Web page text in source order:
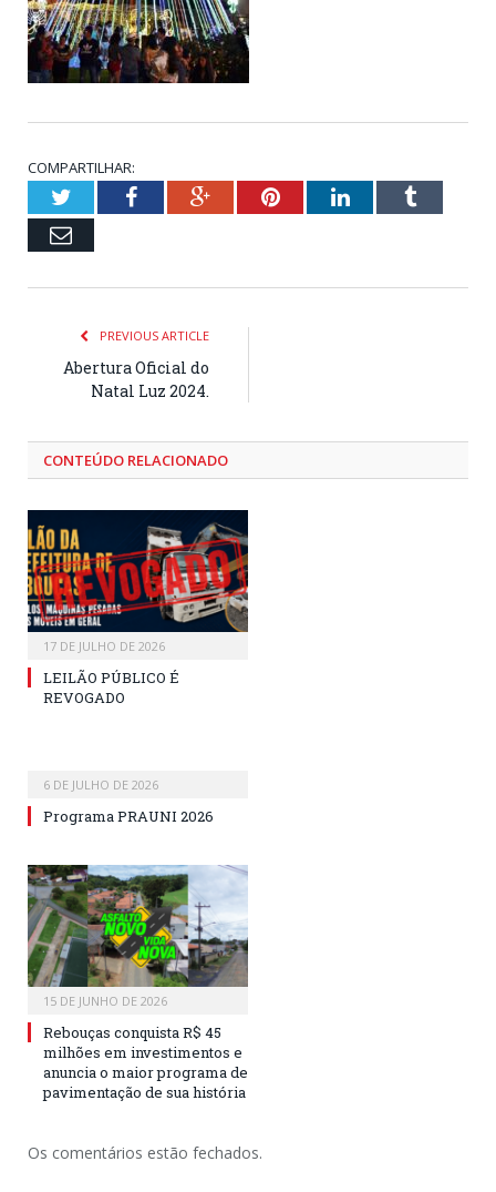
COMPARTILHAR:
TwitterFacebookGoogle+PinterestLinkedInTumblr
Email
PREVIOUS ARTICLE
Abertura Oficial do
Natal Luz 2024.
CONTEÚDO RELACIONADO
17 DE JULHO DE 2026
LEILÃO PÚBLICO É
REVOGADO
6 DE JULHO DE 2026
Programa PRAUNI 2026
15 DE JUNHO DE 2026
Rebouças conquista R$ 45
milhões em investimentos e
anuncia o maior programa de
pavimentação de sua história
Os comentários estão fechados.